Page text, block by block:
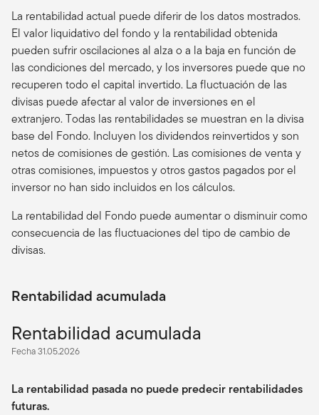
La rentabilidad actual puede diferir de los datos mostrados.
El valor liquidativo del fondo y la rentabilidad obtenida
pueden sufrir oscilaciones al alza o a la baja en función de
las condiciones del mercado, y los inversores puede que no
recuperen todo el capital invertido. La fluctuación de las
divisas puede afectar al valor de inversiones en el
extranjero. Todas las rentabilidades se muestran en la divisa
base del Fondo. Incluyen los dividendos reinvertidos y son
netos de comisiones de gestión. Las comisiones de venta y
otras comisiones, impuestos y otros gastos pagados por el
inversor no han sido incluidos en los cálculos.
La rentabilidad del Fondo puede aumentar o disminuir como
consecuencia de las fluctuaciones del tipo de cambio de
divisas.
Rentabilidad acumulada
Rentabilidad acumulada
Fecha 31.05.2026
La rentabilidad pasada no puede predecir rentabilidades
futuras.